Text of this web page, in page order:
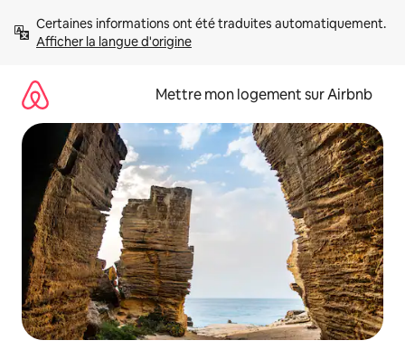
directement
Afficher la langue d'origine
Mettre mon logement sur Airbnb